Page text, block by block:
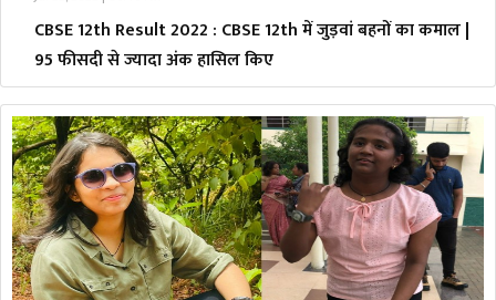
CBSE 12th Result 2022 : CBSE 12th में जुड़वां बहनों का कमाल |
95 फीसदी से ज्यादा अंक हासिल किए